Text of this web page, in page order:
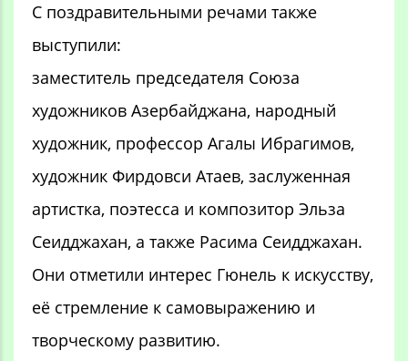
С поздравительными речами также
выступили:
заместитель председателя Союза
художников Азербайджана, народный
художник, профессор Агалы Ибрагимов,
художник Фирдовси Атаев, заслуженная
артистка, поэтесса и композитор Эльза
Сеидджахан, а также Расима Сеидджахан.
Они отметили интерес Гюнель к искусству,
её стремление к самовыражению и
творческому развитию.